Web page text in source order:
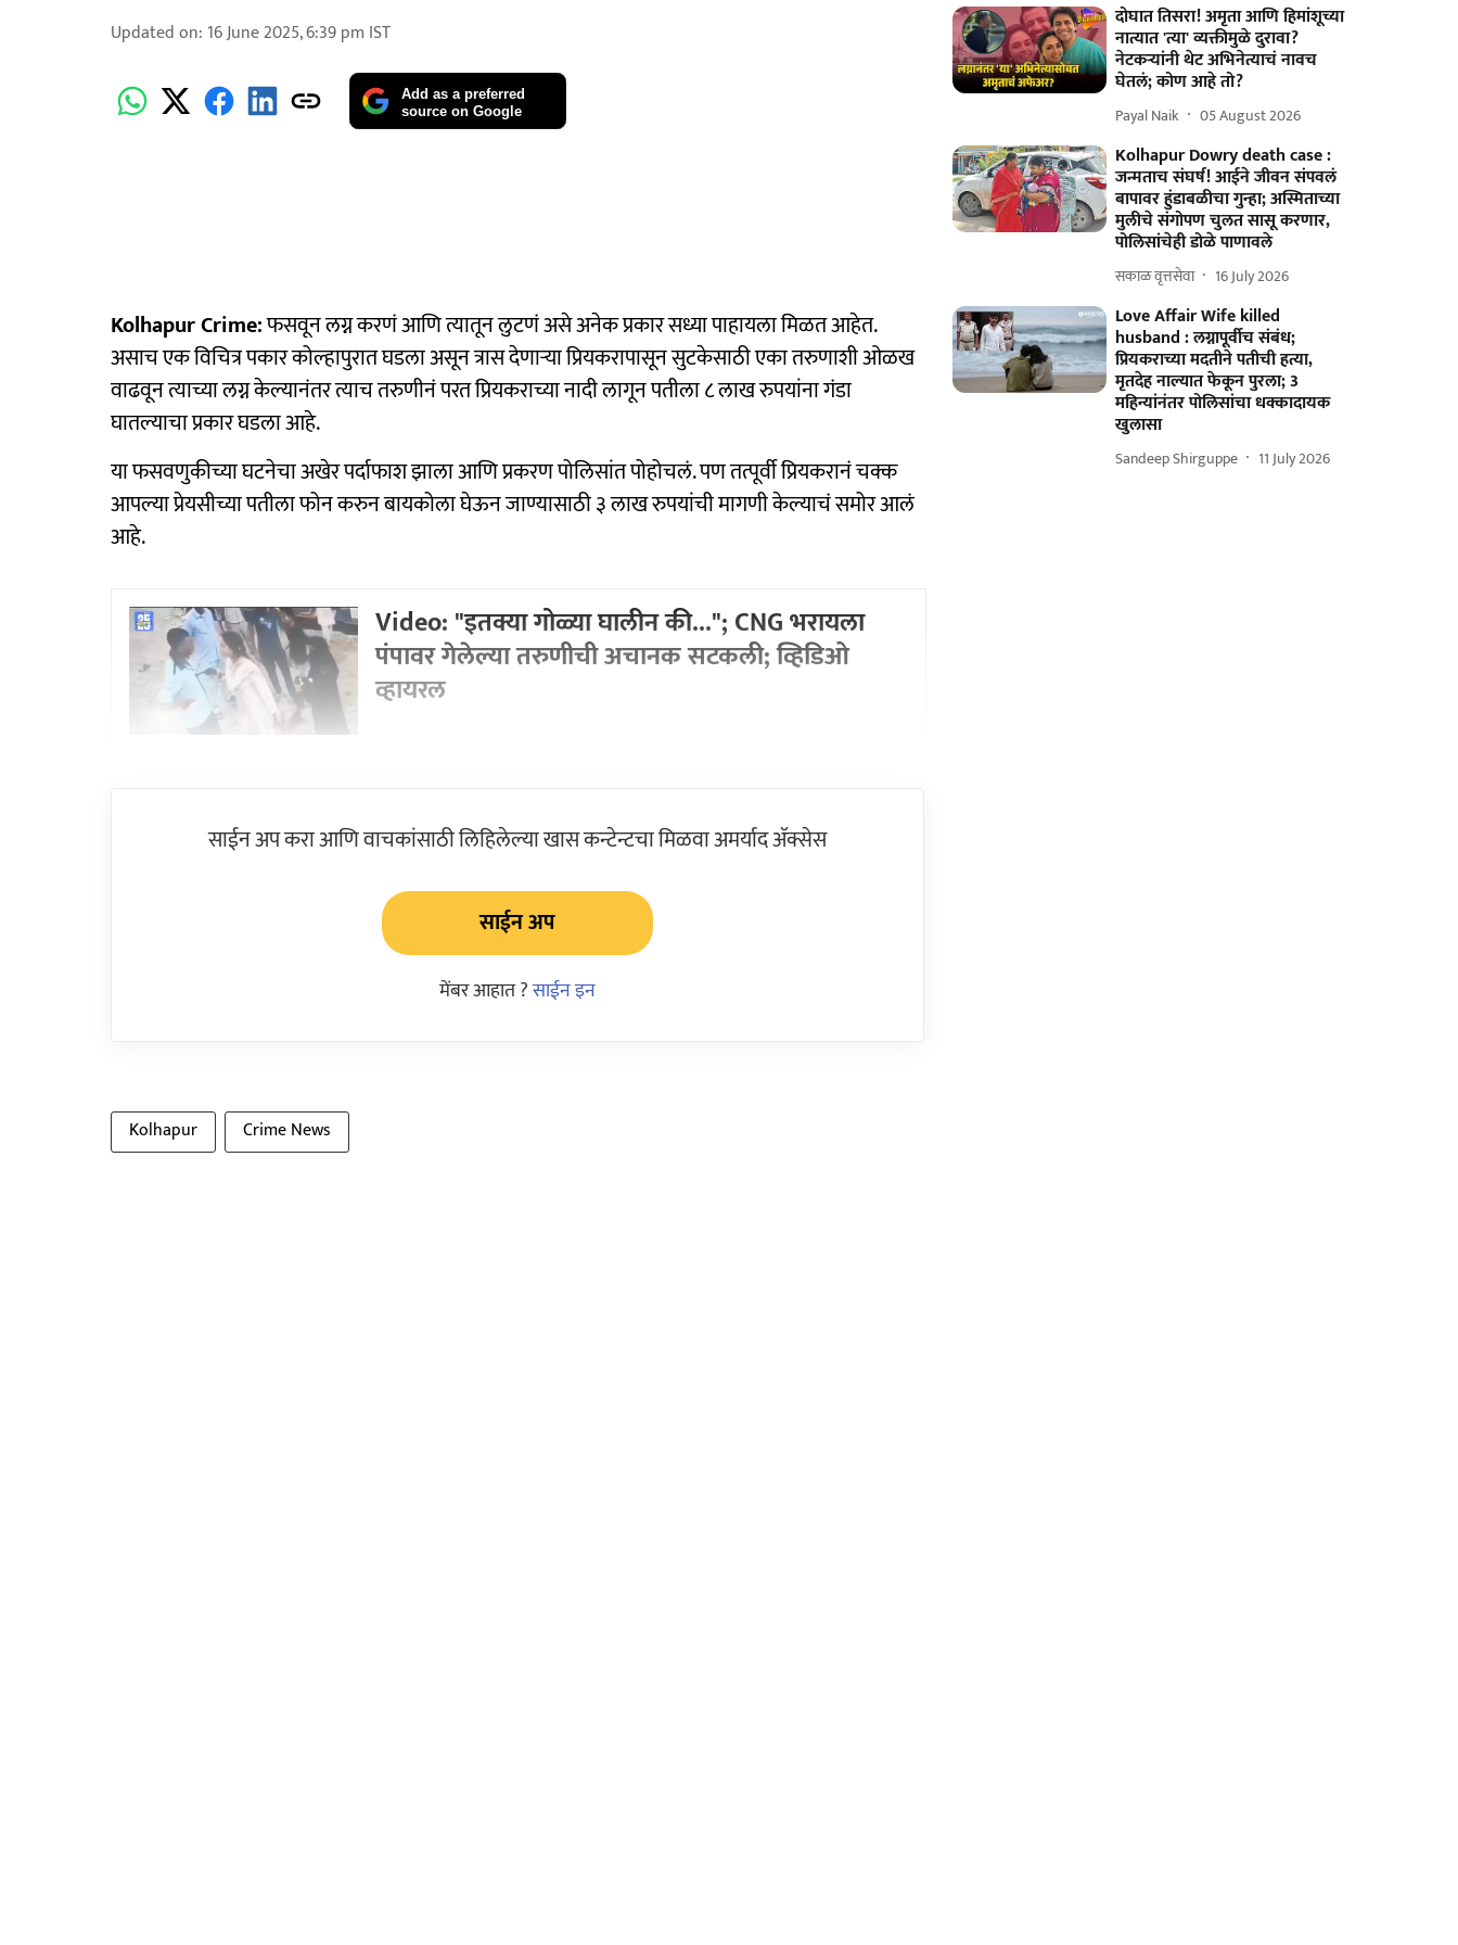
Updated on: 16 June 2025, 6:39 pm IST
Add as a preferred
source on Google
Kolhapur Crime:फसवून लग्न करणं आणि त्यातून लुटणं असे अनेक प्रकार सध्या पाहायला मिळत आहेत.
असाच एक विचित्र पकार कोल्हापुरात घडला असून त्रास देणाऱ्या प्रियकरापासून सुटकेसाठी एका तरुणाशी ओळख
वाढवून त्याच्या लग्न केल्यानंतर त्याच तरुणीनं परत प्रियकराच्या नादी लागून पतीला ८ लाख रुपयांना गंडा
घातल्याचा प्रकार घडला आहे.
या फसवणुकीच्या घटनेचा अखेर पर्दाफाश झाला आणि प्रकरण पोलिसांत पोहोचलं. पण तत्पूर्वी प्रियकरानं चक्क
आपल्या प्रेयसीच्या पतीला फोन करुन बायकोला घेऊन जाण्यासाठी ३ लाख रुपयांची मागणी केल्याचं समोर आलं
आहे.
Video: "इतक्या गोळ्या घालीन की..."; CNG भरायला
पंपावर गेलेल्या तरुणीची अचानक सटकली; व्हिडिओ
व्हायरल
साईन अप करा आणि वाचकांसाठी लिहिलेल्या खास कन्टेन्टचा मिळवा अमर्याद ॲक्सेस
साईन अप
मेंबर आहात ?साईन इन
Kolhapur Crime News
दोघात तिसरा! अमृता आणि हिमांशूच्या
नात्यात 'त्या' व्यक्तीमुळे दुरावा?
नेटकऱ्यांनी थेट अभिनेत्याचं नावच
घेतलं; कोण आहे तो?
Payal Naik 05 August 2026
Kolhapur Dowry death case :
जन्मताच संघर्ष! आईने जीवन संपवलं
बापावर हुंडाबळीचा गुन्हा; अस्मिताच्या
मुलीचे संगोपण चुलत सासू करणार,
पोलिसांचेही डोळे पाणावले
सकाळ वृत्तसेवा 16 July 2026
Love Affair Wife killed
husband : लग्नापूर्वीच संबंध;
प्रियकराच्या मदतीने पतीची हत्या,
मृतदेह नाल्यात फेकून पुरला; 3
महिन्यांनंतर पोलिसांचा धक्कादायक
खुलासा
Sandeep Shirguppe 11 July 2026